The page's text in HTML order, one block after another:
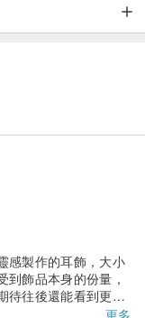
感製作的耳飾，大小
飾品本身的份量，
待往後還能看到更多
很喜歡這個飾品，希